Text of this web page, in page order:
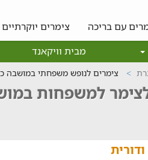
עם בריכה
צימרים יוקרתיים
מבית וויקאנד
צימרים לנופש משפחתי במושבה
למשפחות